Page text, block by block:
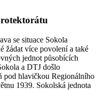
se situace Sokola
žádat více povolení a také
jednot působících
a DTJ došlo
pod hlavičkou Regionálního
1939. Sokolská jednota